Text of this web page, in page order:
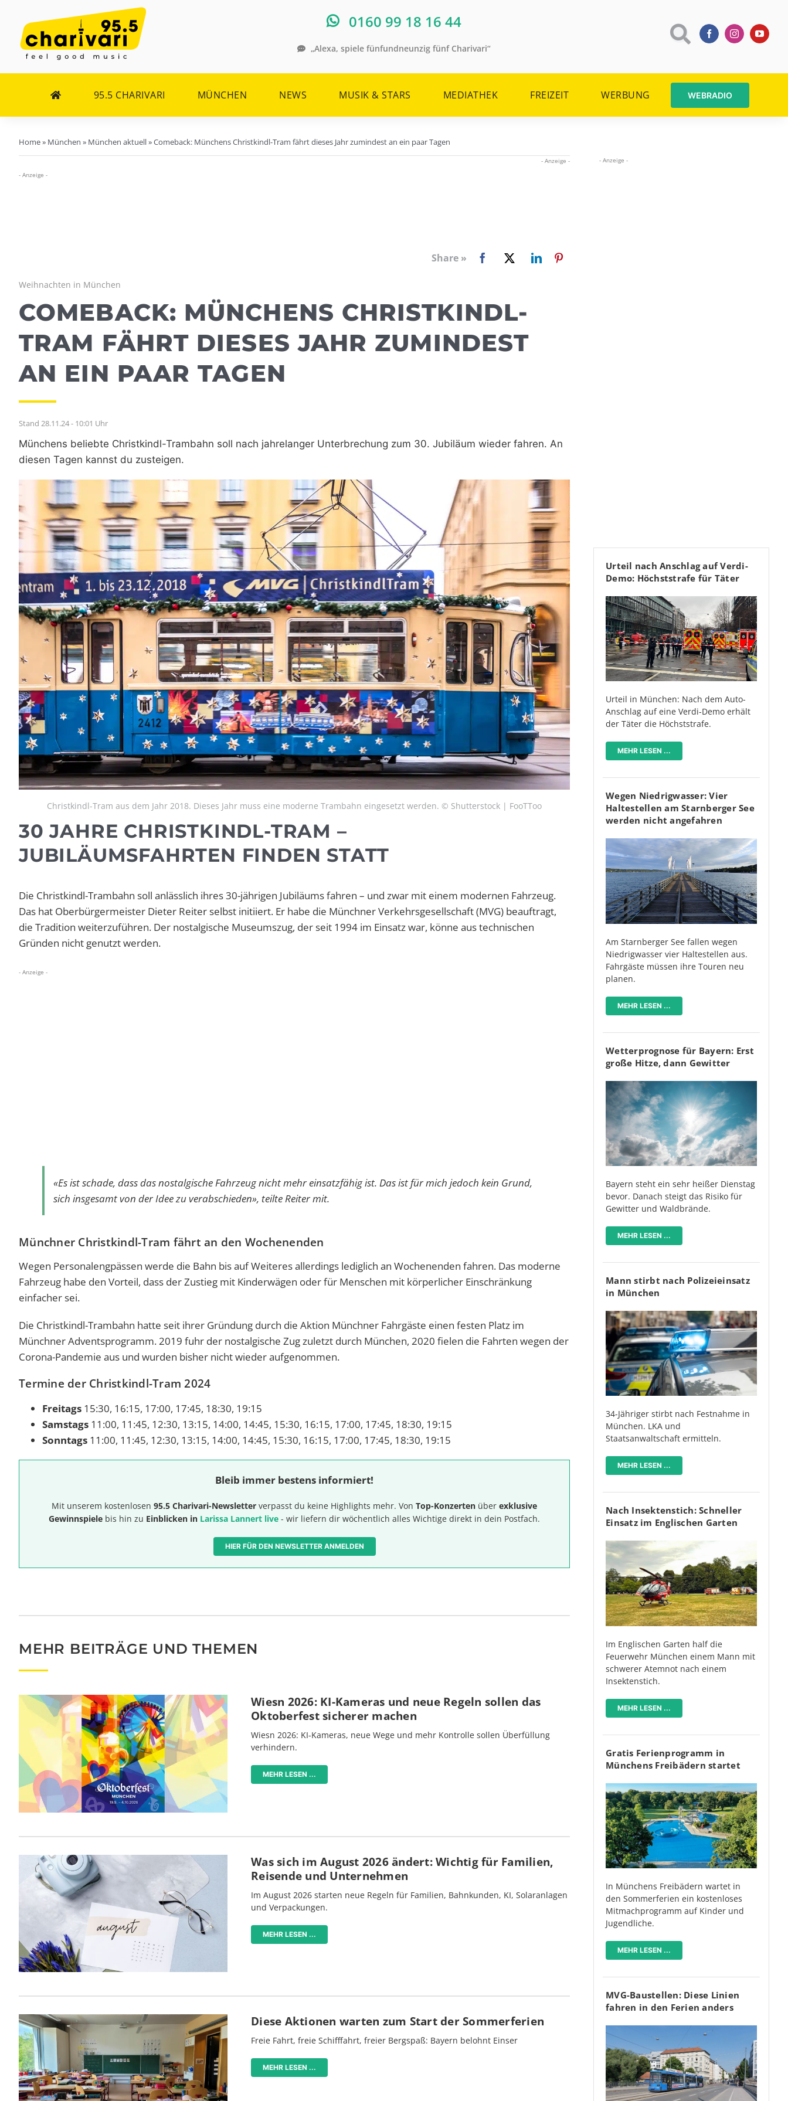
Inhalt
springen
0160 99 18 16 44
„Alexa, spiele fünfundneunzig fünf Charivari“
95.5 CHARIVARI MÜNCHEN NEWS MUSIK & STARS MEDIATHEK FREIZEIT WERBUNG WEBRADIO
Home» München » München aktuell»Comeback: Münchens Christkindl-Tram fährt dieses Jahr zumindest an ein paar Tagen
- Anzeige -
- Anzeige -
Share »
Weihnachten in München
COMEBACK: MÜNCHENS CHRISTKINDL-
TRAM FÄHRT DIESES JAHR ZUMINDEST
AN EIN PAAR TAGEN
Stand 28.11.24 - 10:01 Uhr
Münchens beliebte Christkindl-Trambahn soll nach jahrelanger Unterbrechung zum 30. Jubiläum wieder fahren. An
diesen Tagen kannst du zusteigen.
Christkindl-Tram aus dem Jahr 2018. Dieses Jahr muss eine moderne Trambahn eingesetzt werden. © Shutterstock | FooTToo
30 JAHRE CHRISTKINDL-TRAM –
JUBILÄUMSFAHRTEN FINDEN STATT
Die Christkindl-Trambahn soll anlässlich ihres 30-jährigen Jubiläums fahren – und zwar mit einem modernen Fahrzeug.
Das hat Oberbürgermeister Dieter Reiter selbst initiiert. Er habe die Münchner Verkehrsgesellschaft (MVG) beauftragt,
die Tradition weiterzuführen. Der nostalgische Museumszug, der seit 1994 im Einsatz war, könne aus technischen
Gründen nicht genutzt werden.
- Anzeige -
«Es ist schade, dass das nostalgische Fahrzeug nicht mehr einsatzfähig ist. Das ist für mich jedoch kein Grund,
sich insgesamt von der Idee zu verabschieden», teilte Reiter mit.
Münchner Christkindl-Tram fährt an den Wochenenden
Wegen Personalengpässen werde die Bahn bis auf Weiteres allerdings lediglich an Wochenenden fahren. Das moderne
Fahrzeug habe den Vorteil, dass der Zustieg mit Kinderwägen oder für Menschen mit körperlicher Einschränkung
einfacher sei.
Die Christkindl-Trambahn hatte seit ihrer Gründung durch die Aktion Münchner Fahrgäste einen festen Platz im
Münchner Adventsprogramm. 2019 fuhr der nostalgische Zug zuletzt durch München, 2020 fielen die Fahrten wegen der
Corona-Pandemie aus und wurden bisher nicht wieder aufgenommen.
Termine der Christkindl-Tram 2024
Freitags 15:30, 16:15, 17:00, 17:45, 18:30, 19:15
Samstags 11:00, 11:45, 12:30, 13:15, 14:00, 14:45, 15:30, 16:15, 17:00, 17:45, 18:30, 19:15
Sonntags 11:00, 11:45, 12:30, 13:15, 14:00, 14:45, 15:30, 16:15, 17:00, 17:45, 18:30, 19:15
Bleib immer bestens informiert!
Mit unserem kostenlosen 95.5 Charivari-Newsletter verpasst du keine Highlights mehr. Von Top-Konzerten über exklusive
Gewinnspiele bis hin zu Einblicken in Larissa Lannert live - wir liefern dir wöchentlich alles Wichtige direkt in dein Postfach.
HIER FÜR DEN NEWSLETTER ANMELDEN
MEHR BEITRÄGE UND THEMEN
Wiesn 2026: KI-Kameras und neue Regeln sollen das
Oktoberfest sicherer machen
Wiesn 2026: KI-Kameras, neue Wege und mehr Kontrolle sollen Überfüllung
verhindern.
MEHR LESEN ...
Was sich im August 2026 ändert: Wichtig für Familien,
Reisende und Unternehmen
Im August 2026 starten neue Regeln für Familien, Bahnkunden, KI, Solaranlagen
und Verpackungen.
MEHR LESEN ...
Diese Aktionen warten zum Start der Sommerferien
Freie Fahrt, freie Schifffahrt, freier Bergspaß: Bayern belohnt Einser
MEHR LESEN ...
- Anzeige -
Urteil nach Anschlag auf Verdi-
Demo: Höchststrafe für Täter
Urteil in München: Nach dem Auto-
Anschlag auf eine Verdi-Demo erhält
der Täter die Höchststrafe.
MEHR LESEN ...
Wegen Niedrigwasser: Vier
Haltestellen am Starnberger See
werden nicht angefahren
Am Starnberger See fallen wegen
Niedrigwasser vier Haltestellen aus.
Fahrgäste müssen ihre Touren neu
planen.
MEHR LESEN ...
Wetterprognose für Bayern: Erst
große Hitze, dann Gewitter
Bayern steht ein sehr heißer Dienstag
bevor. Danach steigt das Risiko für
Gewitter und Waldbrände.
MEHR LESEN ...
Mann stirbt nach Polizeieinsatz
in München
34-Jähriger stirbt nach Festnahme in
München. LKA und
Staatsanwaltschaft ermitteln.
MEHR LESEN ...
Nach Insektenstich: Schneller
Einsatz im Englischen Garten
Im Englischen Garten half die
Feuerwehr München einem Mann mit
schwerer Atemnot nach einem
Insektenstich.
MEHR LESEN ...
Gratis Ferienprogramm in
Münchens Freibädern startet
In Münchens Freibädern wartet in
den Sommerferien ein kostenloses
Mitmachprogramm auf Kinder und
Jugendliche.
MEHR LESEN ...
MVG-Baustellen: Diese Linien
fahren in den Ferien anders